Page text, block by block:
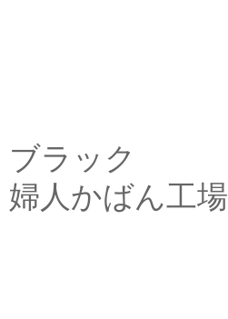
ブラック
婦人かばん工場